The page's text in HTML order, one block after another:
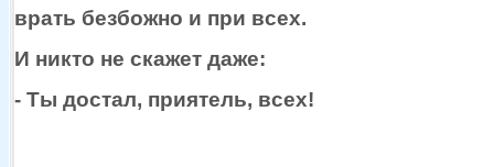
врать безбожно и при всех.
И никто не скажет даже:
- Ты достал, приятель, всех!